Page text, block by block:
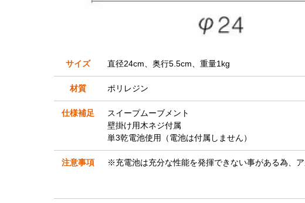
サイズ 直径24cm、奥行5.5cm、重量1kg
材質 ポリレジン
仕様補足
スイープムーブメント
壁掛け用木ネジ付属
単3乾電池使用（電池は付属しません）
注意事項 ※充電池は充分な性能を発揮できない事がある為、ア